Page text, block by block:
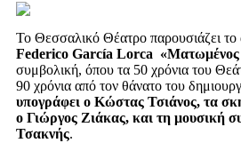
Το Θεσσαλικό Θέατρο παρουσιάζει το
Federico García Lorca «Ματωμένος
συμβολική, όπου τα 50 χρόνια του
90 χρόνια από τον θάνατο του
υπογράφει ο Κώστας Τσιάνος, τα
ο Γιώργος Ζιάκας, και τη μουσική
Τσακνής.